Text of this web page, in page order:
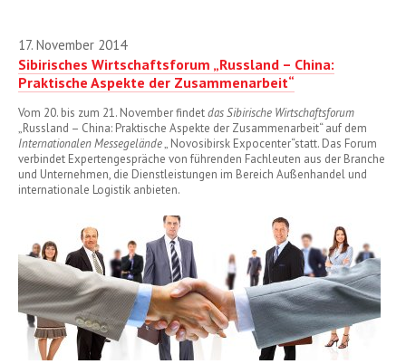
17. November 2014
Sibirisches Wirtschaftsforum „Russland – China:
Praktische Aspekte der Zusammenarbeit“
Vom 20. bis zum 21. November findetdas Sibirische Wirtschaftsforum
„Russland – China: Praktische Aspekte der Zusammenarbeit“ auf dem
Internationalen Messegelände„ Novosibirsk Expocenter“statt. Das Forum
verbindet Expertengespräche von führenden Fachleuten aus der Branche
und Unternehmen, die Dienstleistungen im Bereich Außenhandel und
internationale Logistik anbieten.